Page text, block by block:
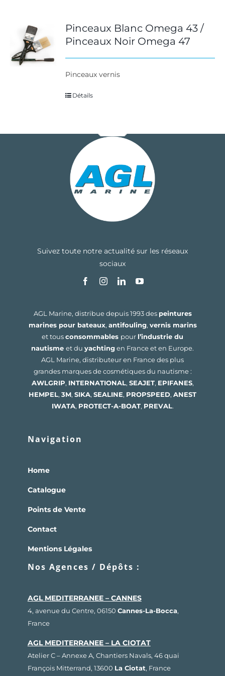
Pinceaux Blanc Omega 43 /
Pinceaux Noir Omega 47
Pinceaux vernis
Détails
Suivez toute notre actualité sur les réseaux
sociaux
AGL Marine, distribue depuis 1993 des peintures
marines pour bateaux, antifouling, vernis marins
et tousconsommables pour l’industrie du
nautisme et du yachtingen France et en Europe.
AGL Marine, distributeur en France des plus
grandes marques de cosmétiques du nautisme :
AWLGRIP, INTERNATIONAL, SEAJET, EPIFANES,
HEMPEL, 3M, SIKA, SEALINE, PROPSPEED, ANEST
IWATA, PROTECT-A-BOAT, PREVAL.
Navigation
Home
Catalogue
Points de Vente
Contact
Mentions Légales
Nos Agences / Dépôts :
AGL MEDITERRANEE – CANNES
4, avenue du Centre, 06150 Cannes-La-Bocca,
France
AGL MEDITERRANEE – LA CIOTAT
Atelier C – Annexe A, Chantiers Navals, 46 quai
François Mitterrand, 13600 La Ciotat, France